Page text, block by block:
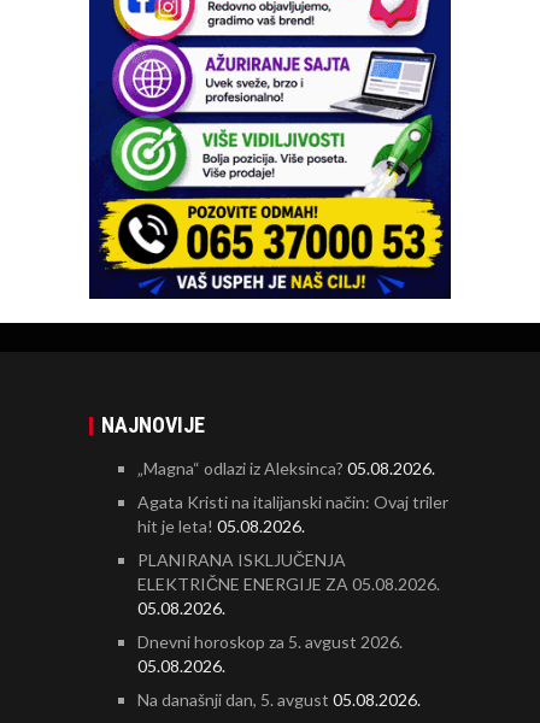
NAJNOVIJE
„Magna“ odlazi iz Aleksinca? 05.08.2026.
Agata Kristi na italijanski način: Ovaj triler
hit je leta! 05.08.2026.
PLANIRANA ISKLJUČENJA
ELEKTRIČNE ENERGIJE ZA 05.08.2026.
05.08.2026.
Dnevni horoskop za 5. avgust 2026.
05.08.2026.
Na današnji dan, 5. avgust 05.08.2026.